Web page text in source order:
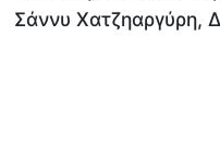
Σάννυ Χατζηαργύρη,